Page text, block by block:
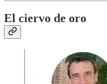
El ciervo de oro